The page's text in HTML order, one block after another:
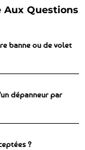
Aux Questions
banne ou de volet
dépanneur par
?